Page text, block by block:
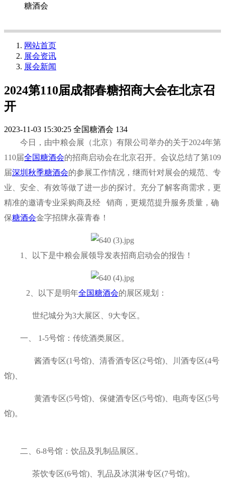
糖酒会
网站首页
展会资讯
展会新闻
2024第110届成都春糖招商大会在北京召
开
2023-11-03 15:30:25 全国糖酒会 134
今日，由中粮会展（北京）有限公司举办的关于2024年第
110届全国糖酒会的招商启动会在北京召开。会议总结了第109
届深圳秋季糖酒会的参展工作情况，继而针对展会的规范、专
业、安全、有效等做了进一步的探讨。充分了解客商需求，更
精准的邀请专业采购商及经 销商，更规范提升服务质量，确
保糖酒会金字招牌永葆青春！
1、 以下是中粮会展领导发表招商启动会的报告！
2、以下是明年全国糖酒会的展区规划：
世纪城分为3大展区、9大专区。
一、 1-5号馆：传统酒类展区。
酱酒专区(1号馆)、清香酒专区(2号馆)、川酒专区(4号
馆)、
黄酒专区(5号馆)、保健酒专区(5号馆)、电商专区(5号
馆)。
二、6-8号馆：饮品及乳制品展区。
茶饮专区(6号馆)、乳品及冰淇淋专区(7号馆)。